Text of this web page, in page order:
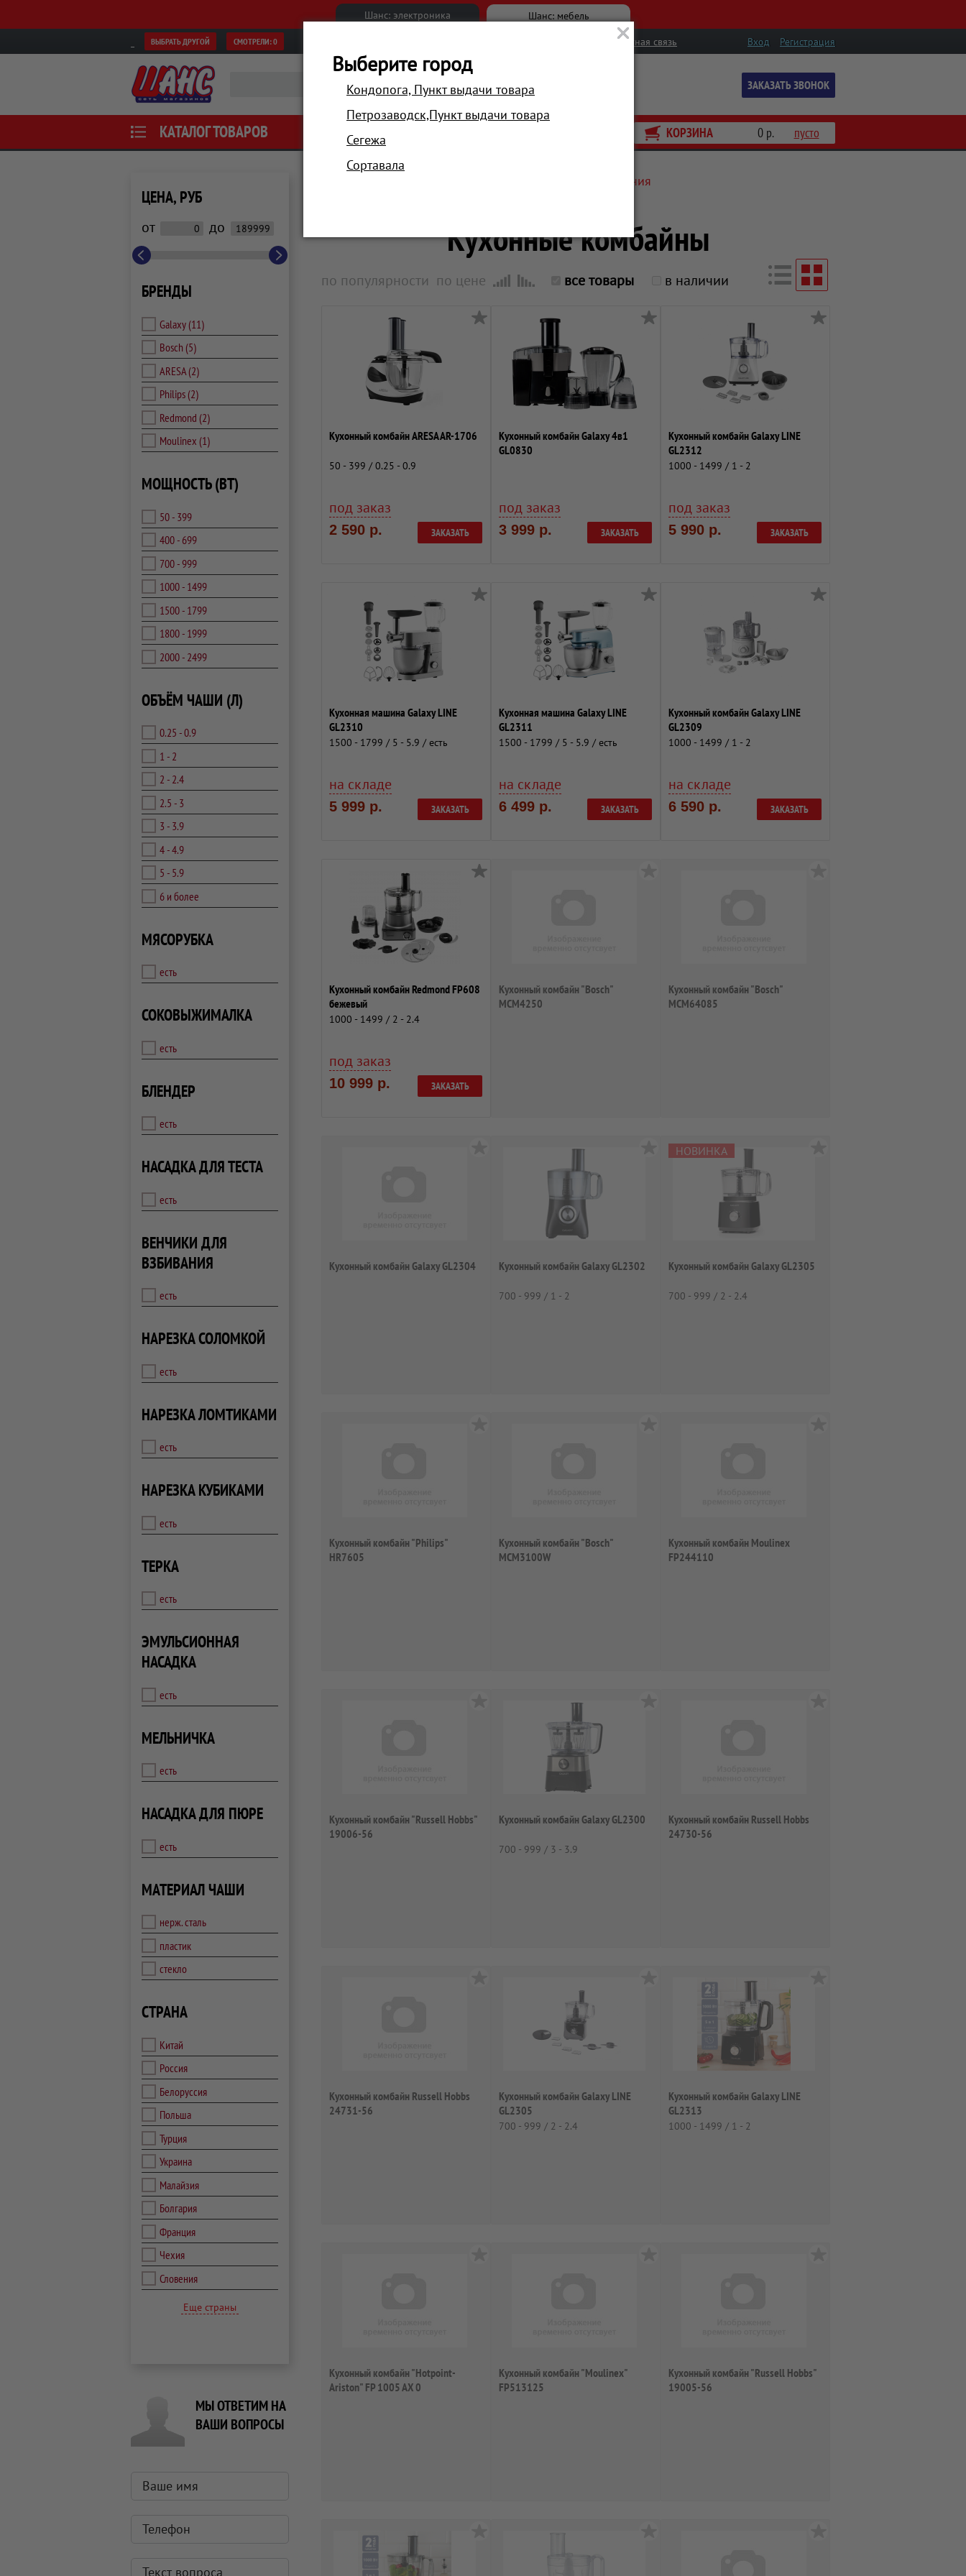
Шанс: электроника Шанс: мебель
ВЫБРАТЬ ДРУГОЙ СМОТРЕЛИ:0 Вход Регистрация
Обратная связь
ЗАКАЗАТЬ ЗВОНОК
КАТАЛОГ ТОВАРОВ АКЦИИ КОРЗИНА 0 р. пусто
ЦЕНА, РУБ
от до
БРЕНДЫ
Galaxy(11)
Bosch (5)
ARESA(2)
Philips(2)
Redmond (2)
Moulinex (1)
МОЩНОСТЬ (ВТ)
50 - 399
400 - 699
700 - 999
1000 - 1499
1500 - 1799
1800 - 1999
2000 - 2499
ОБЪЁМ ЧАШИ (Л)
0.25 - 0.9
1 - 2
2 - 2.4
2.5 - 3
3 - 3.9
4 - 4.9
5 - 5.9
6 и более
МЯСОРУБКА
есть
СОКОВЫЖИМАЛКА
есть
БЛЕНДЕР
есть
НАСАДКА ДЛЯ ТЕСТА
есть
ВЕНЧИКИ ДЛЯ
ВЗБИВАНИЯ
есть
НАРЕЗКА СОЛОМКОЙ
есть
НАРЕЗКА ЛОМТИКАМИ
есть
НАРЕЗКА КУБИКАМИ
есть
ТЕРКА
есть
ЭМУЛЬСИОННАЯ
НАСАДКА
есть
МЕЛЬНИЧКА
есть
НАСАДКА ДЛЯ ПЮРЕ
есть
МАТЕРИАЛ ЧАШИ
нерж. сталь
пластик
стекло
СТРАНА
Китай
Россия
Белоруссия
Польша
Турция
Украина
Малайзия
Болгария
Франция
Чехия
Словения
Еще страны
МЫ ОТВЕТИМ НА
ВАШИ ВОПРОСЫ
Для нарезки и смешивания
Кухонные комбайны
по популярности по цене все товары в наличии
Кухонный комбайн ARESA AR-1706
50 - 399 / 0.25 - 0.9
под заказ
2 590 р. ЗАКАЗАТЬ
Кухонный комбайн Galaxy 4в1
GL0830
под заказ
3 999 р. ЗАКАЗАТЬ
Кухонный комбайн Galaxy LINE
GL2312
1000 - 1499 / 1 - 2
под заказ
5 990 р. ЗАКАЗАТЬ
Кухонная машина Galaxy LINE
GL2310
1500 - 1799 / 5 - 5.9 / есть
на складе
5 999 р. ЗАКАЗАТЬ
Кухонная машина Galaxy LINE
GL2311
1500 - 1799 / 5 - 5.9 / есть
на складе
6 499 р. ЗАКАЗАТЬ
Кухонный комбайн Galaxy LINE
GL2309
1000 - 1499 / 1 - 2
на складе
6 590 р. ЗАКАЗАТЬ
Кухонный комбайн Redmond FP608
бежевый
1000 - 1499 / 2 - 2.4
под заказ
10 999 р. ЗАКАЗАТЬ
Кухонный комбайн "Bosch"
MCM4250
Кухонный комбайн "Bosch"
MCM64085
Кухонный комбайн Galaxy GL2304 Кухонный комбайн Galaxy GL2302
700 - 999 / 1 - 2
НОВИНКА
Кухонный комбайн Galaxy GL2305
700 - 999 / 2 - 2.4
Кухонный комбайн "Philips"
HR7605
Кухонный комбайн "Bosch"
MCM3100W
Кухонный комбайн Moulinex
FP244110
Кухонный комбайн "Russell Hobbs"
19006-56
Кухонный комбайн Galaxy GL2300
700 - 999 / 3 - 3.9
Кухонный комбайн Russell Hobbs
24730-56
Кухонный комбайн Russell Hobbs
24731-56
Кухонный комбайн Galaxy LINE
GL2305
700 - 999 / 2 - 2.4
Кухонный комбайн Galaxy LINE
GL2313
1000 - 1499 / 1 - 2
Кухонный комбайн "Hotpoint-
Ariston" FP 1005 AX 0
Кухонный комбайн "Moulinex"
FP513125
Кухонный комбайн "Russell Hobbs"
19005-56
Выберите город
Кондопога, Пункт выдачи товара
Петрозаводск,Пункт выдачи товара
Сегежа
Сортавала